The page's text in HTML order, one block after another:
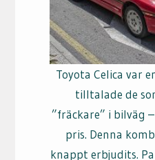
Toyota Celica var
tilltalade de
”fräckare” i bilväg
pris. Denna
knappt erbjudits.